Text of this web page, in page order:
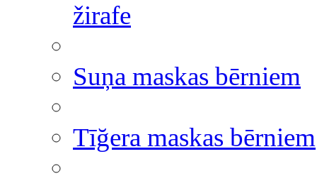
žirafe
Suņa maskas bērniem
Tīğera maskas bērniem